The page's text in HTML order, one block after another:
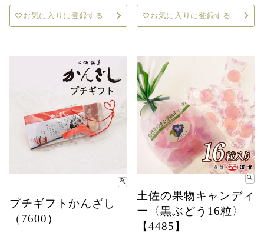
お気に入りに登録する お気に入りに登録する
プチギフトかんざし
（7600）
土佐の果物キャンディ
ー〈黒ぶどう16粒〉
【4485】